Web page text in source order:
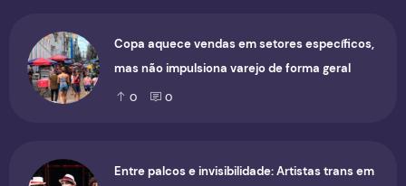
Copa aquece vendas em setores específicos,
mas não impulsiona varejo de forma geral
0 0
Entre palcos e invisibilidade: Artistas trans em